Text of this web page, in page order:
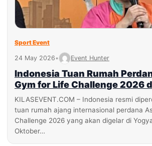
Sport Event
24 May 2026• Event Hunter
Indonesia Tuan Rumah
Gym for Life Challenge 2026
KILASEVENT.COM – Indonesia resmi
tuan rumah ajang internasional perdana
Challenge 2026 yang akan digelar di
Oktober…